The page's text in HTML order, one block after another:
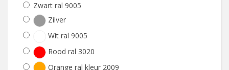
Zwart ral 9005
Zilver
Wit ral 9005
Rood ral 3020
Orange ral kleur 2009